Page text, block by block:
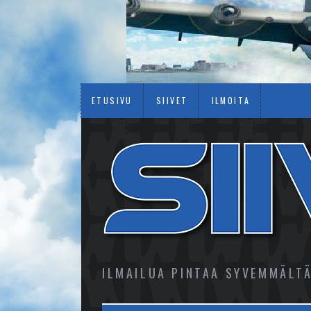
ETUSIVU SIIVET ILMOITA
ILMAILUA PINTAA